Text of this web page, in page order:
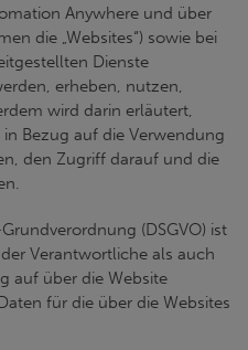
Anywhere und über
die „Websites“) sowie bei
Dienste
erheben, nutzen,
wird darin erläutert,
Bezug auf die Verwendung
den Zugriff darauf und die
(DSGVO) ist
Verantwortliche als auch
auf über die Website
für die über die Websites